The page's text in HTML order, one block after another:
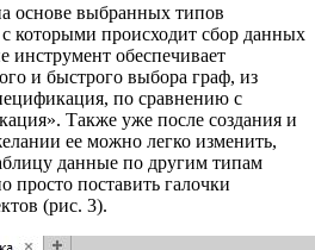
основе выбранных типов
с которыми происходит сбор данных
инструмент обеспечивает
и быстрого выбора граф, из
по сравнению с
Также уже после создания и
ее можно легко изменить,
данные по другим типам
просто поставить галочки
(рис. 3).